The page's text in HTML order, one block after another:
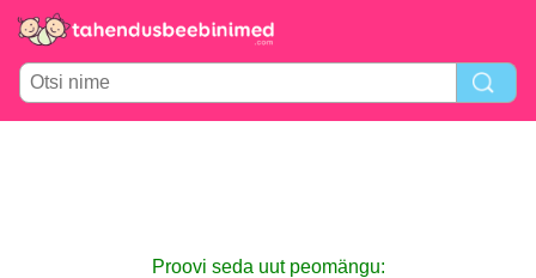
Proovi seda uut peomängu: